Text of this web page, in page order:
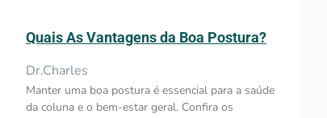
Quais As Vantagens da Boa Postura?
Dr.Charles
Manter uma boa postura é essencial para a saúde
da coluna e o bem-estar geral. Confira os